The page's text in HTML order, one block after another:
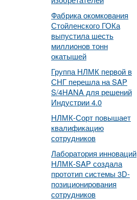
Фабрика окомкования
Стойленского ГОКа
выпустила шесть
миллионов тонн
окатышей
Группа НЛМК первой в
СНГ перешла на SAP
S/4HANA для решений
Индустрии 4.0
НЛМК-Сорт повышает
квалификацию
сотрудников
Лаборатория инноваций
НЛМК-SAP создала
прототип системы 3D-
позиционирования
сотрудников